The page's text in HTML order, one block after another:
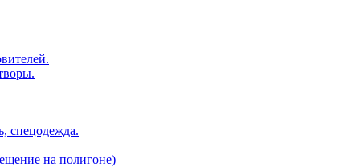
спецодежда.
на полигоне)